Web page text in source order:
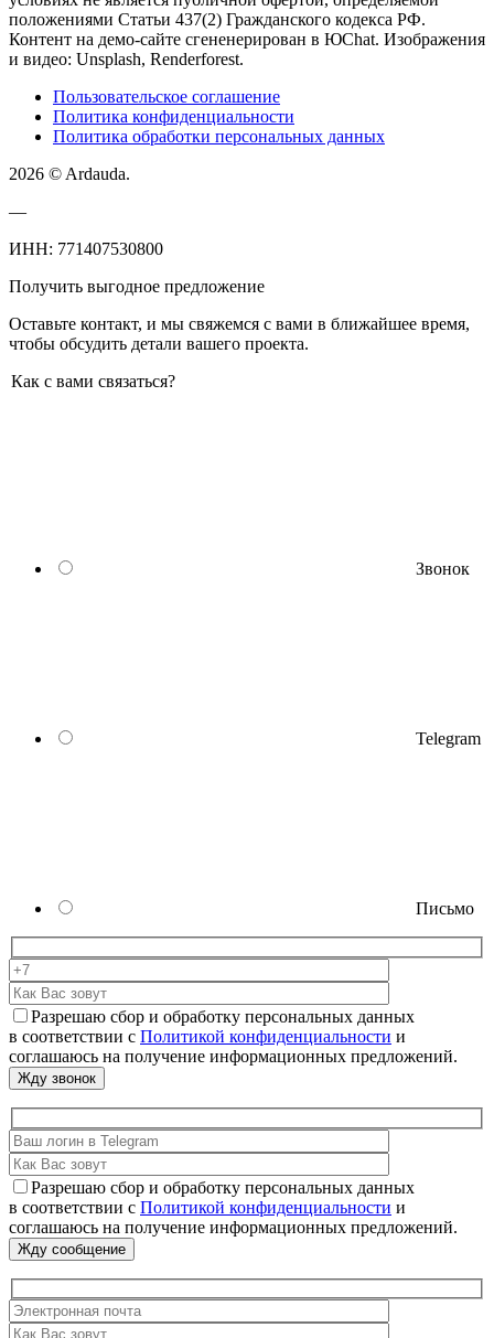
положениями Статьи 437(2) Гражданского кодекса РФ.
Контент на демо-сайте сгененерирован в ЮChat. Изображения
и видео: Unsplash, Renderforest.
Пользовательское соглашение
Политика конфиденциальности
Политика обработки персональных данных
2026 © Ardauda.
—
ИНН: 771407530800
Получить выгодное предложение
Оставьте контакт, и мы свяжемся с вами в ближайшее время,
чтобы обсудить детали вашего проекта.
Как с вами связаться?
Звонок
Telegram
Письмо
Разрешаю сбор и обработку персональных данных
в соответствии с Политикой конфиденциальности и
соглашаюсь на получение информационных предложений.
Разрешаю сбор и обработку персональных данных
в соответствии с Политикой конфиденциальности и
соглашаюсь на получение информационных предложений.